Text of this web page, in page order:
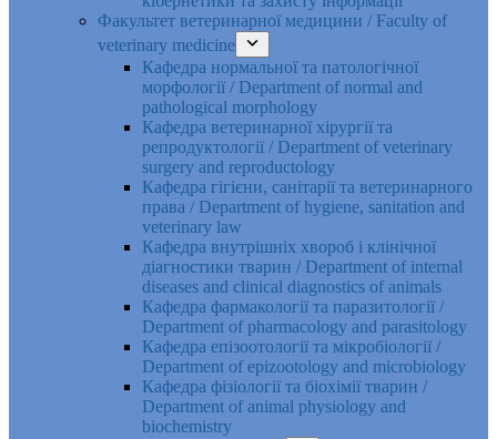
Факультет ветеринарної медицини / Faculty of
veterinary medicine
Кафедра нормальної та патологічної
морфології / Department of normal and
pathological morphology
Кафедра ветеринарної хірургії та
репродуктології / Department of veterinary
surgery and reproductology
Кафедра гігієни, санітарії та ветеринарного
права / Department of hygiene, sanitation and
veterinary law
Кафедра внутрішніх хвороб і клінічної
діагностики тварин / Department of internal
diseases and clinical diagnostics of animals
Кафедра фармакології та паразитології /
Department of pharmacology and parasitology
Кафедра епізоотології та мікробіології /
Department of epizootology and microbiology
Кафедра фізіології та біохімії тварин /
Department of animal physiology and
biochemistry